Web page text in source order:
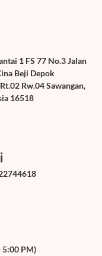
1 FS 77 No.3 Jalan
Beji Depok
Rw.04 Sawangan,
16518
PM)